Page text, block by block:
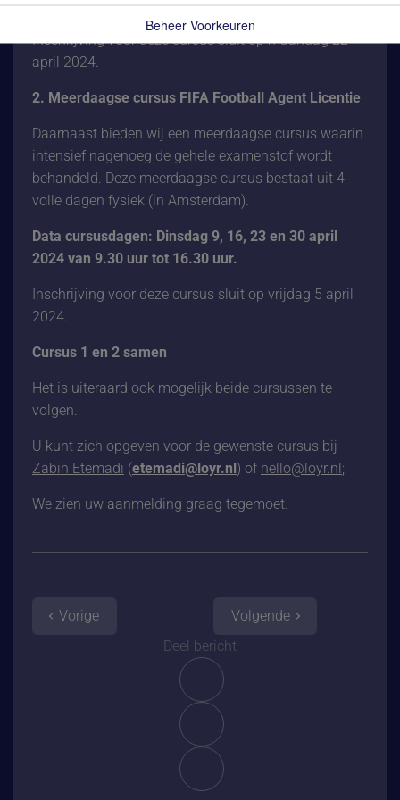
14.00 uur tot 16.00 uur.
Inschrijving voor deze cursus sluit op maandag 22
april 2024.
2. Meerdaagse cursus FIFA Football Agent Licentie
Daarnaast bieden wij een meerdaagse cursus waarin
intensief nagenoeg de gehele examenstof wordt
behandeld. Deze meerdaagse cursus bestaat uit 4
volle dagen fysiek (in Amsterdam).
Data cursusdagen: Dinsdag 9, 16, 23 en 30 april
2024 van 9.30 uur tot 16.30 uur.
Inschrijving voor deze cursus sluit op vrijdag 5 april
2024.
Cursus 1 en 2 samen
Het is uiteraard ook mogelijk beide cursussen te
volgen.
U kunt zich opgeven voor de gewenste cursus bij
Zabih Etemadi (etemadi@loyr.nl) of hello@loyr.nl;
We zien uw aanmelding graag tegemoet.
Vorige
Deel bericht
Volgende
Beheer Voorkeuren